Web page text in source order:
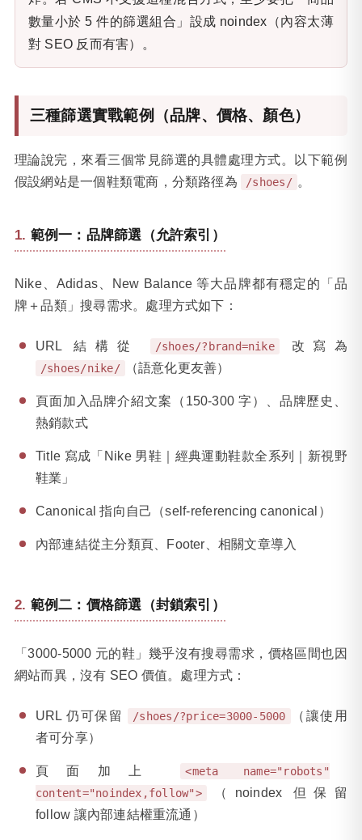
數量小於 5 件的篩選組合」設成 noindex（內容太薄
對 SEO 反而有害）。
三種篩選實戰範例（品牌、價格、顏色）
理論說完，來看三個常見篩選的具體處理方式。以下範例
假設網站是一個鞋類電商，分類路徑為
/shoes/ 。
範例一：品牌篩選（允許索引）
Nike、Adidas、New Balance 等大品牌都有穩定的「品
牌＋品類」搜尋需求。處理方式如下：
URL 結構從 /shoes/?brand=nike 改寫為
/shoes/nike/ （語意化更友善）
頁面加入品牌介紹文案（150-300 字）、品牌歷史、
熱銷款式
Title 寫成「Nike 男鞋｜經典運動鞋款全系列｜新視野
鞋業」
Canonical 指向自己（self-referencing canonical）
內部連結從主分類頁、Footer、相關文章導入
範例二：價格篩選（封鎖索引）
「3000-5000 元的鞋」幾乎沒有搜尋需求，價格區間也因
網站而異，沒有 SEO 價值。處理方式：
URL 仍可保留 /shoes/?price=3000-5000
（讓使用
者可分享）
頁面加上
<meta name="robots"
content="noindex,follow">
（noindex 但保留
follow 讓內部連結權重流通）